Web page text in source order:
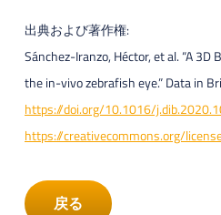
出典および著作権:
Sánchez-Iranzo, Héctor, et al. “A
the in-vivo zebrafish eye.” Data in
https://doi.org/10.1016/
https://creativecommons.org/
戻る